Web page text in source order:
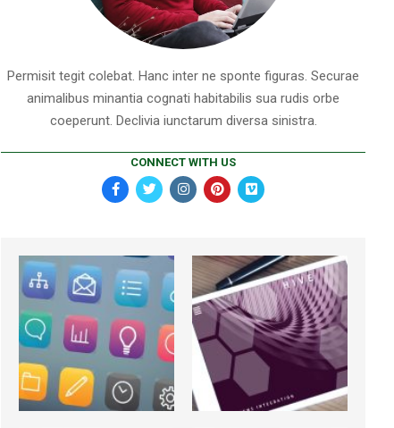
Permisit tegit colebat. Hanc inter ne sponte figuras. Securae
animalibus minantia cognati habitabilis sua rudis orbe
coeperunt. Declivia iunctarum diversa sinistra.
CONNECT WITH US